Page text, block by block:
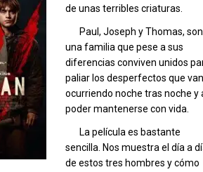
de unas terribles criaturas.
Paul, Joseph y Thomas, son
una familia que pese a sus
diferencias conviven unidos
paliar los desperfectos que
ocurriendo noche tras noche y
poder mantenerse con vida.
La película es bastante
sencilla. Nos muestra el día a
de estos tres hombres y cómo